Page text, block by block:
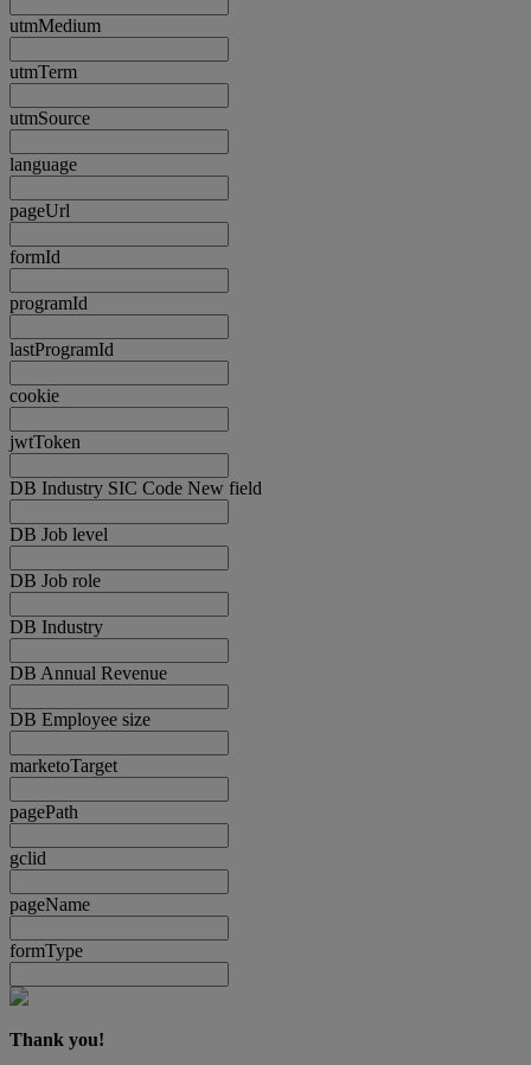
utmMedium
utmTerm
utmSource
language
pageUrl
formId
programId
lastProgramId
cookie
jwtToken
DB Industry SIC Code New field
DB Job level
DB Job role
DB Industry
DB Annual Revenue
DB Employee size
marketoTarget
pagePath
gclid
pageName
formType
Thank you!